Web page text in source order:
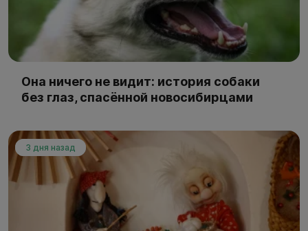
Она ничего не видит: история собаки
без глаз, спасённой новосибирцами
3 дня назад